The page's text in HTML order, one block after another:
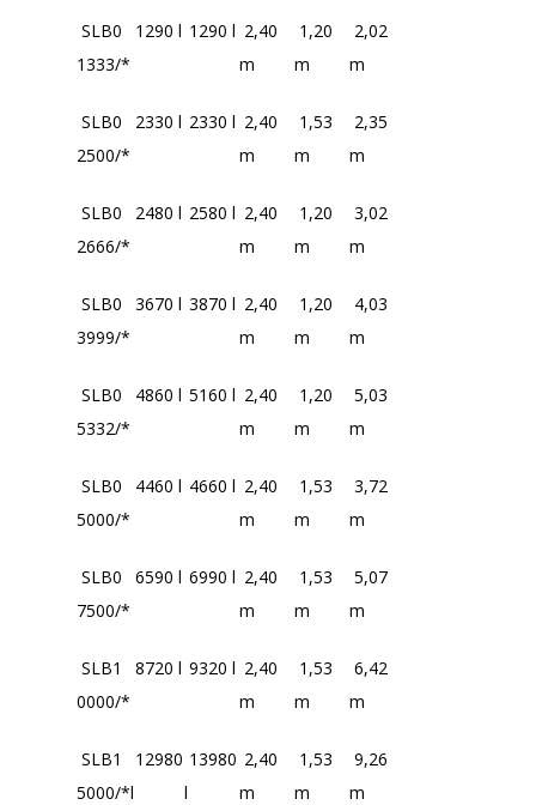
SLB0
1333/*
1290 l 1290 l 2,40
m
1,20
m
2,02
m
SLB0
2500/*
2330 l 2330 l 2,40
m
1,53
m
2,35
m
SLB0
2666/*
2480 l 2580 l 2,40
m
1,20
m
3,02
m
SLB0
3999/*
3670 l 3870 l 2,40
m
1,20
m
4,03
m
SLB0
5332/*
4860 l 5160 l 2,40
m
1,20
m
5,03
m
SLB0
5000/*
4460 l 4660 l 2,40
m
1,53
m
3,72
m
SLB0
7500/*
6590 l 6990 l 2,40
m
1,53
m
5,07
m
SLB1
0000/*
8720 l 9320 l 2,40
m
1,53
m
6,42
m
SLB1
5000/*
12980
l
13980
l
2,40
m
1,53
m
9,26
m